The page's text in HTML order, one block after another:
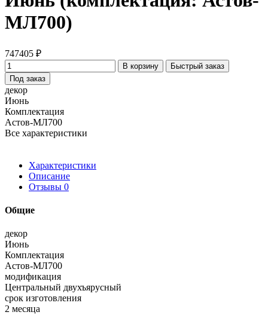
МЛ700)
747405 ₽
В корзину
Быстрый заказ
Под заказ
декор
Июнь
Комплектация
Астов-МЛ700
Все характеристики
Характеристики
Описание
Отзывы 0
Общие
декор
Июнь
Комплектация
Астов-МЛ700
модификация
Центральный двухъярусный
срок изготовления
2 месяца